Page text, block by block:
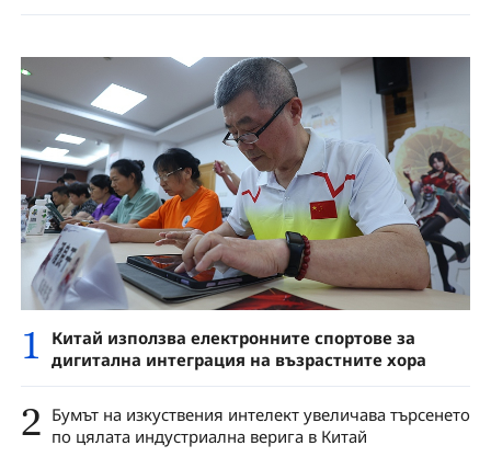
1
Китай използва електронните спортове за
дигитална интеграция на възрастните хора
2 Бумът на изкуствения интелект увеличава търсенето
по цялата индустриална верига в Китай